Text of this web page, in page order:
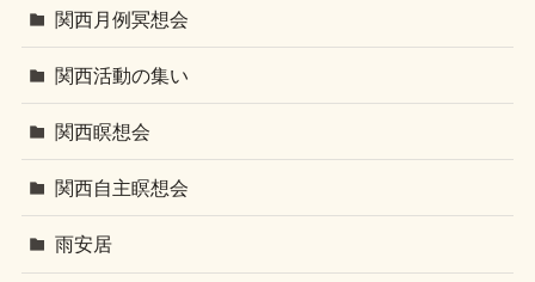
関西月例冥想会
関西活動の集い
関西瞑想会
関西自主瞑想会
雨安居